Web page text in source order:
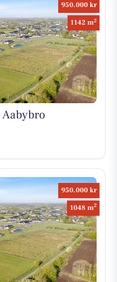
950.000 kr
1142 m2
950.000 kr
1048 m2